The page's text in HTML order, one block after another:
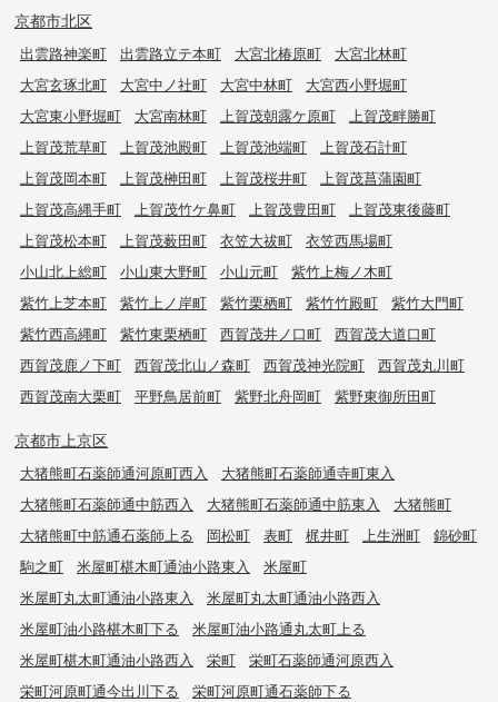
京都市北区
出雲路神楽町 出雲路立テ本町 大宮北椿原町
大宮北林町
大宮玄琢北町
大宮中ノ社町 大宮中林町
大宮西小野堀町
大宮東小野堀町
大宮南林町 上賀茂朝露ケ原町
上賀茂畔勝町
上賀茂荒草町
上賀茂池殿町 上賀茂池端町
上賀茂石計町
上賀茂岡本町
上賀茂榊田町 上賀茂桜井町
上賀茂菖蒲園町
上賀茂高縄手町
上賀茂竹ケ鼻町 上賀茂豊田町
上賀茂東後藤町
上賀茂松本町
上賀茂薮田町 衣笠大祓町
衣笠西馬場町
小山北上総町
小山東大野町 小山元町
紫竹上梅ノ木町
紫竹上芝本町
紫竹上ノ岸町 紫竹栗栖町 紫竹竹殿町
紫竹大門町
紫竹西高縄町
紫竹東栗栖町 西賀茂井ノ口町
西賀茂大道口町
西賀茂鹿ノ下町
西賀茂北山ノ森町 西賀茂神光院町
西賀茂丸川町
西賀茂南大栗町
平野鳥居前町 紫野北舟岡町 紫野東御所田町
京都市上京区
大猪熊町石薬師通河原町西入
大猪熊町石薬師通寺町東入
大猪熊町石薬師通中筋西入
大猪熊町石薬師通中筋東入
大猪熊町
大猪熊町中筋通石薬師上る
岡松町 表町 梶井町 上生洲町
錦砂町
駒之町
米屋町椹木町通油小路東入
米屋町
米屋町丸太町通油小路東入
米屋町丸太町通油小路西入
米屋町油小路椹木町下る
米屋町油小路通丸太町上る
米屋町椹木町通油小路西入
栄町
栄町石薬師通河原西入
栄町河原町通今出川下る
栄町河原町通石薬師下る